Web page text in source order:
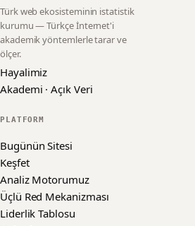
Türk web ekosisteminin istatistik
kurumu — Türkçe İnternet'i
akademik yöntemlerle tarar ve
ölçer.
Hayalimiz
Akademi · Açık Veri
PLATFORM
Bugünün Sitesi
Keşfet
Analiz Motorumuz
Üçlü Red Mekanizması
Liderlik Tablosu